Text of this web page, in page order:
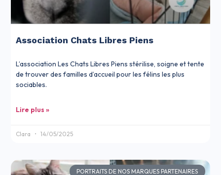
Association Chats Libres Piens
L’association Les Chats Libres Piens stérilise, soigne et tente
de trouver des familles d’accueil pour les félins les plus
sociables.
Lire plus »
Clara 14/05/2025
PORTRAITS DE NOS MARQUES PARTENAIRES